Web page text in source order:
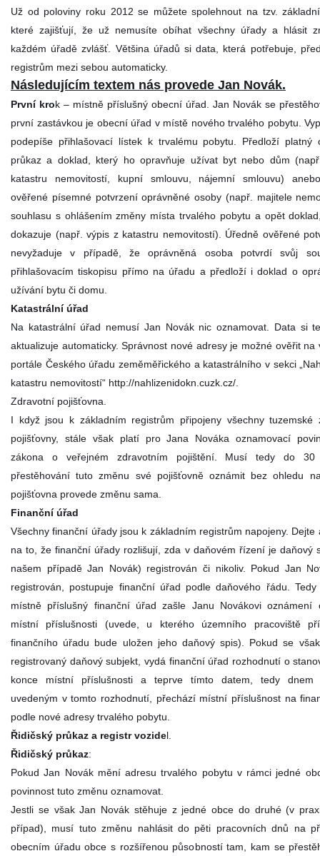
Už od poloviny roku 2012 se můžete spolehnout na tzv.
které zajišťují, že už nemusíte obíhat všechny úřady a hlásit
každém úřadě zvlášť. Většina úřadů si data, která potřebuje,
registrům mezi sebou automaticky.
Následujícím textem nás provede Jan Novák.
První krok – místně příslušný obecní úřad. Jan Novák se
první zastávkou je obecní úřad v místě nového trvalého pobytu.
podepíše přihlašovací lístek k trvalému pobytu. Předloží platný
průkaz a doklad, který ho opravňuje užívat byt nebo dům
katastru nemovitostí, kupní smlouvu, nájemní smlouvu)
ověřené písemné potvrzení oprávněné osoby (např. majitele
souhlasu s ohlášením změny místa trvalého pobytu a opět
dokazuje (např. výpis z katastru nemovitostí). Úředně ověřené
nevyžaduje v případě, že oprávněná osoba potvrdí svůj
přihlašovacím tiskopisu přímo na úřadu a předloží i doklad o
užívání bytu či domu.
Katastrální úřad
Na katastrální úřad nemusí Jan Novák nic oznamovat. Data si
aktualizuje automaticky. Správnost nové adresy je možné ověřit na
portále Českého úřadu zeměměřického a katastrálního v sekci
katastru nemovitostí“ http://nahlizenidokn.cuzk.cz/.
Zdravotní pojišťovna.
I když jsou k základním registrům připojeny všechny tuzemské
pojišťovny, stále však platí pro Jana Nováka oznamovací
zákona o veřejném zdravotním pojištění. Musí tedy do
přestěhování tuto změnu své pojišťovně oznámit bez ohledu
pojišťovna provede změnu sama.
Finanční úřad
Všechny finanční úřady jsou k základním registrům napojeny. Dejte
na to, že finanční úřady rozlišují, zda v daňovém řízení je daňový
našem případě Jan Novák) registrován či nikoliv. Pokud Jan
registrován, postupuje finanční úřad podle daňového řádu. Tedy
místně příslušný finanční úřad zašle Janu Novákovi oznámení
místní příslušnosti (uvede, u kterého územního pracoviště
finančního úřadu bude uložen jeho daňový spis). Pokud se
registrovaný daňový subjekt, vydá finanční úřad rozhodnutí o
konce místní příslušnosti a teprve tímto datem, tedy dnem
uvedeným v tomto rozhodnutí, přechází místní příslušnost na
podle nové adresy trvalého pobytu.
Řidičský průkaz a registr vozidel.
Řidičský průkaz:
Pokud Jan Novák mění adresu trvalého pobytu v rámci jedné
povinnost tuto změnu oznamovat.
Jestli se však Jan Novák stěhuje z jedné obce do druhé (v
případ), musí tuto změnu nahlásit do pěti pracovních dnů na
obecním úřadu obce s rozšířenou působností tam, kam se